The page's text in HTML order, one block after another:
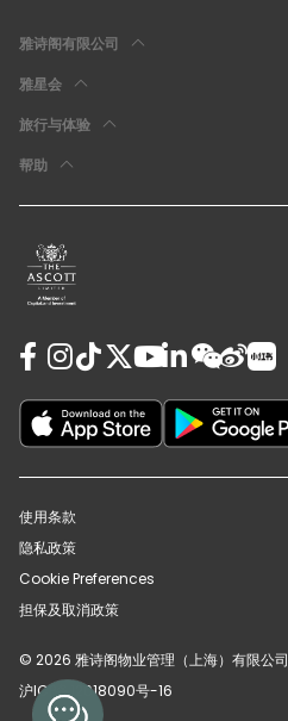
雅诗阁有限公司
雅星会
旅行与体验
帮助
使用条款
隐私政策
Cookie Preferences
担保及取消政策
© 2026 雅诗阁物业管理（上海）有限公司
沪ICP备12018090号-16